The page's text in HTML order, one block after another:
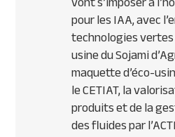
pour lesIAA, avec
technologies vertes
usine du Sojami
maquette d’éco-
leCETIAT, la
produits et de la
des fluides par l’